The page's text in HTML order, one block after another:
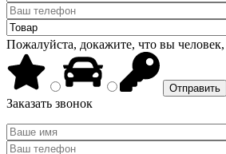
Пожалуйста, докажите, что вы
Заказать звонок